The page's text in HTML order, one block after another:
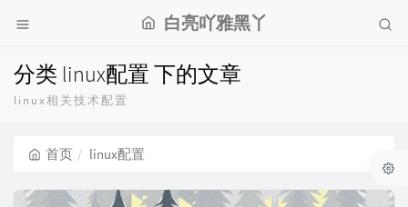
白亮吖雅黑丫
分类 linux配置 下的文章
linux相关技术配置
首页 linux配置